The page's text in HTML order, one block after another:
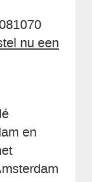
nu een
en